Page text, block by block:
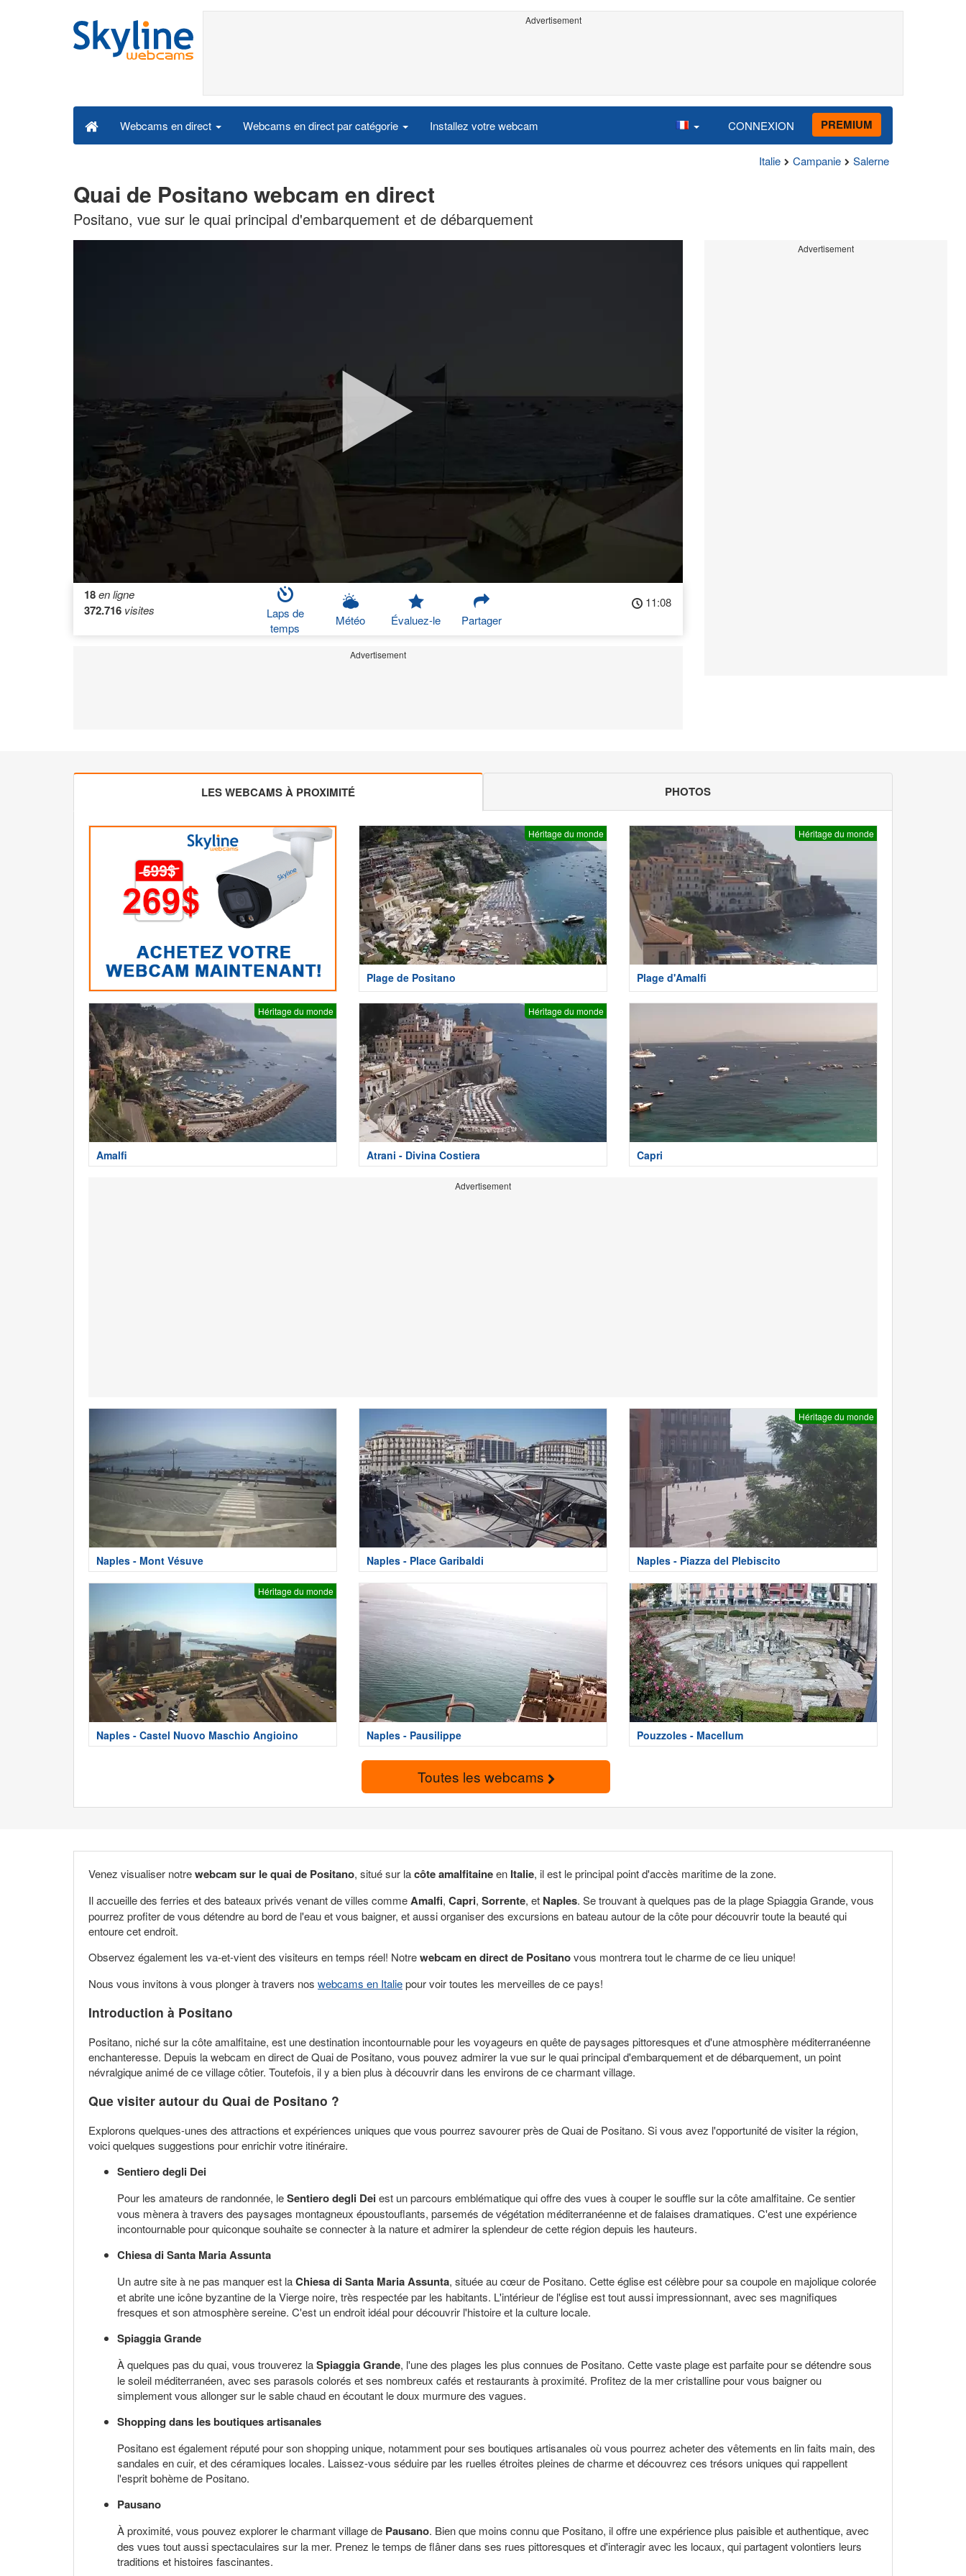
Advertisement
Webcams en direct Webcams en direct par catégorie Installez votre webcam CONNEXION PREMIUM
Italie Campanie Salerne
Quai de Positano webcam en direct
Positano, vue sur le quai principal d'embarquement et de débarquement
18en ligne
372.716 visites
Laps de
temps
Météo Évaluez-le Partager
11:08
Advertisement
Advertisement
LES WEBCAMS À PROXIMITÉ PHOTOS
Héritage du monde
Plage de Positano
Héritage du monde
Plage d'Amalfi
Héritage du monde
Amalfi
Héritage du monde
Atrani - Divina Costiera Capri
Advertisement
Naples - Mont Vésuve Naples - Place Garibaldi
Héritage du monde
Naples - Piazza del Plebiscito
Héritage du monde
Naples - Castel Nuovo Maschio Angioino Naples - Pausilippe Pouzzoles - Macellum
Toutes les webcams
Venez visualiser notrewebcam sur le quai de Positano, situé sur lacôte amalfitaineen Italie, il est le principal point d'accès maritime de la zone.
Il accueille des ferries et des bateaux privés venant de villes commeAmalfi, Capri, Sorrente, et Naples. Se trouvant à quelques pas de la plage Spiaggia Grande, vous
pourrez profiter de vous détendre au bord de l'eau et vous baigner, et aussi organiser des excursions en bateau autour de la côte pour découvrir toute la beauté qui
entoure cet endroit.
Observez également les va-et-vient des visiteurs en temps réel! Notrewebcam en direct de Positanovous montrera tout le charme de ce lieu unique!
Nous vous invitons à vous plonger à travers nos webcams en Italiepour voir toutes les merveilles de ce pays!
Introduction à Positano
Positano, niché sur la côte amalfitaine, est une destination incontournable pour les voyageurs en quête de paysages pittoresques et d'une atmosphère méditerranéenne
enchanteresse. Depuis la webcam en direct de Quai de Positano, vous pouvez admirer la vue sur le quai principal d'embarquement et de débarquement, un point
névralgique animé de ce village côtier. Toutefois, il y a bien plus à découvrir dans les environs de ce charmant village.
Que visiter autour du Quai de Positano ?
Explorons quelques-unes des attractions et expériences uniques que vous pourrez savourer près de Quai de Positano. Si vous avez l'opportunité de visiter la région,
voici quelques suggestions pour enrichir votre itinéraire.
Sentiero degli Dei
Pour les amateurs de randonnée, leSentiero degli Deiest un parcours emblématique qui offre des vues à couper le souffle sur la côte amalfitaine. Ce sentier
vous mènera à travers des paysages montagneux époustouflants, parsemés de végétation méditerranéenne et de falaises dramatiques. C'est une expérience
incontournable pour quiconque souhaite se connecter à la nature et admirer la splendeur de cette région depuis les hauteurs.
Chiesa di Santa Maria Assunta
Un autre site à ne pas manquer est laChiesa di Santa Maria Assunta, située au cœur de Positano. Cette église est célèbre pour sa coupole en majolique colorée
et abrite une icône byzantine de la Vierge noire, très respectée par les habitants. L'intérieur de l'église est tout aussi impressionnant, avec ses magnifiques
fresques et son atmosphère sereine. C'est un endroit idéal pour découvrir l'histoire et la culture locale.
Spiaggia Grande
À quelques pas du quai, vous trouverez laSpiaggia Grande, l'une des plages les plus connues de Positano. Cette vaste plage est parfaite pour se détendre sous
le soleil méditerranéen, avec ses parasols colorés et ses nombreux cafés et restaurants à proximité. Profitez de la mer cristalline pour vous baigner ou
simplement vous allonger sur le sable chaud en écoutant le doux murmure des vagues.
Shopping dans les boutiques artisanales
Positano est également réputé pour son shopping unique, notamment pour ses boutiques artisanales où vous pourrez acheter des vêtements en lin faits main, des
sandales en cuir, et des céramiques locales. Laissez-vous séduire par les ruelles étroites pleines de charme et découvrez ces trésors uniques qui rappellent
l'esprit bohème de Positano.
Pausano
À proximité, vous pouvez explorer le charmant village de Pausano. Bien que moins connu que Positano, il offre une expérience plus paisible et authentique, avec
des vues tout aussi spectaculaires sur la mer. Prenez le temps de flâner dans ses rues pittoresques et d'interagir avec les locaux, qui partagent volontiers leurs
traditions et histoires fascinantes.